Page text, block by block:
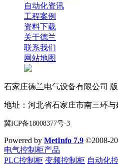
自动化资讯
工程案例
资料下载
关于德兰
联系我们
网站地图
石家庄德兰电气设备有限公司
地址：河北省石家庄市南三环与
冀ICP备18008377号-3
Powered by MetInfo 7.9 ©2008-
电气控制柜产品
PLC控制柜 变频控制柜 自动化